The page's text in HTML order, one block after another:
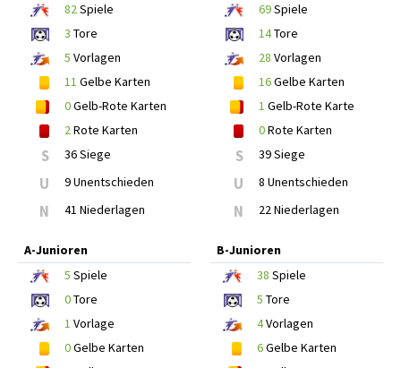
82Spiele
3 Tore
5 Vorlagen
11 Gelbe Karten
0Gelb-Rote Karten
2Rote Karten
S 36 Siege
U 9 Unentschieden
N 41 Niederlagen
69Spiele
14Tore
28 Vorlagen
16Gelbe Karten
1 Gelb-Rote Karte
0Rote Karten
S 39 Siege
U 8 Unentschieden
N 22 Niederlagen
A-Junioren
5 Spiele
0Tore
1 Vorlage
0Gelbe Karten
B-Junioren
38 Spiele
5 Tore
4Vorlagen
6Gelbe Karten